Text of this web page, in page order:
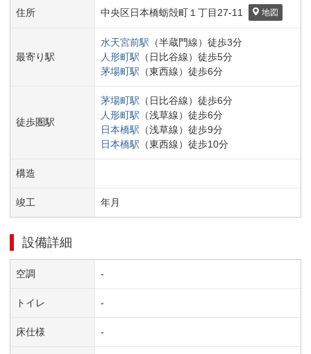
住所 中央区日本橋蛎殻町１丁目 27-11 地図
最寄り駅
水天宮前駅 （半蔵門線） 徒歩3分
人形町駅 （ 日比谷線） 徒歩5分
茅場町駅 （東西線） 徒歩6分
徒歩圏駅
茅場町駅 （ 日比谷線） 徒歩6分
人形町駅 （浅草線） 徒歩6分
日本橋駅 （浅草線） 徒歩9分
日本橋駅 （東西線） 徒歩10分
構造
竣工 年月
設備詳細
空調 -
トイレ -
床仕様 -